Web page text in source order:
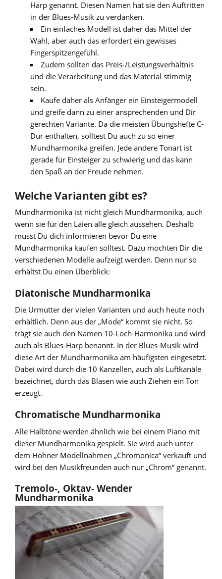
Harp genannt. Diesen Namen hat sie den Auftritten
in der Blues-Musik zu verdanken.
Ein einfaches Modell ist daher das Mittel der
Wahl, aber auch das erfordert ein gewisses
Fingerspitzengefühl.
Zudem sollten das Preis-/Leistungsverhältnis
und die Verarbeitung und das Material stimmig
sein.
Kaufe daher als Anfänger ein Einsteigermodell
und greife dann zu einer ansprechenden und Dir
gerechten Variante. Da die meisten Übungshefte C-
Dur enthalten, solltest Du auch zu so einer
Mundharmonika greifen. Jede andere Tonart ist
gerade für Einsteiger zu schwierig und das kann
den Spaß an der Freude nehmen.
Welche Varianten gibt es?
Mundharmonika ist nicht gleich Mundharmonika, auch
wenn sie für den Laien alle gleich aussehen. Deshalb
musst Du dich informieren bevor Du eine
Mundharmonika kaufen solltest. Dazu möchten Dir die
verschiedenen Modelle aufzeigt werden. Denn nur so
erhältst Du einen Überblick:
Diatonische Mundharmonika
Die Urmutter der vielen Varianten und auch heute noch
erhältlich. Denn aus der „Mode“ kommt sie nicht. So
trägt sie auch den Namen 10-Loch-Harmonika und wird
auch als Blues-Harp benannt. In der Blues-Musik wird
diese Art der Mundharmonika am häufigsten eingesetzt.
Dabei wird durch die 10 Kanzellen, auch als Luftkanäle
bezeichnet, durch das Blasen wie auch Ziehen ein Ton
erzeugt.
Chromatische Mundharmonika
Alle Halbtöne werden ähnlich wie bei einem Piano mit
dieser Mundharmonika gespielt. Sie wird auch unter
dem Hohner Modellnahmen „Chromonica“ verkauft und
wird bei den Musikfreunden auch nur „Chrom“ genannt.
Tremolo-, Oktav- Wender
Mundharmonika